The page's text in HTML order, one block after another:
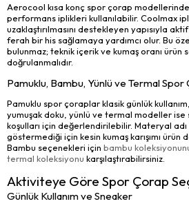
Aerocool kısa konç spor çorap
performans iplikleri kullanılabilir. Coolmax
uzaklaştırılmasını destekleyen yapısıyla
ferah bir his sağlamaya yardımcı olur. Bu
bulunmaz; teknik içerik ve kumaş oranı ürün
doğrulanmalıdır.
Pamuklu, Bambu, Yünlü ve Termal Spor
Pamuklu spor çoraplar klasik günlük
yumuşak doku, yünlü ve termal modeller ise
koşulları için değerlendirilebilir. Materyal
göstermediği için kesin kumaş karışımı ürün
Bambu seçenekleri için bambu
termal koleksiyonu karşılaştırabilirsiniz.
Aktiviteye Göre Spor Çorap
Günlük Kullanım ve Sneaker